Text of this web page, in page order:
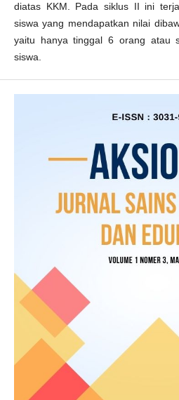
diatas KKM. Pada siklus II ini
siswa yang mendapatkan nilai
yaitu hanya tinggal 6 orang atau
siswa.